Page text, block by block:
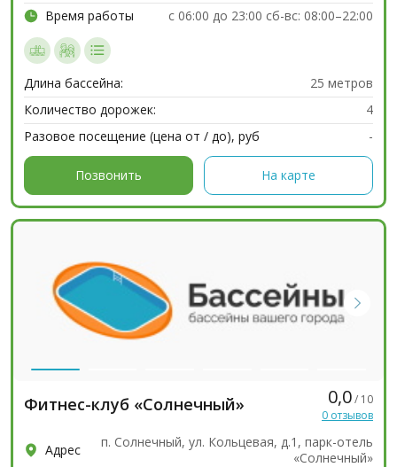
Время работы
c 06:00 до 23:00 сб-вс: 08:00–22:00
Длина бассейна:
25 метров
Количество дорожек:
4
Разовое посещение (цена от / до), руб
-
Позвонить На карте
Фитнес-клуб «Солнечный» 0,0/ 10
0 отзывов
Адрес
п. Солнечный, ул. Кольцевая, д.1, парк-отель
«Солнечный»